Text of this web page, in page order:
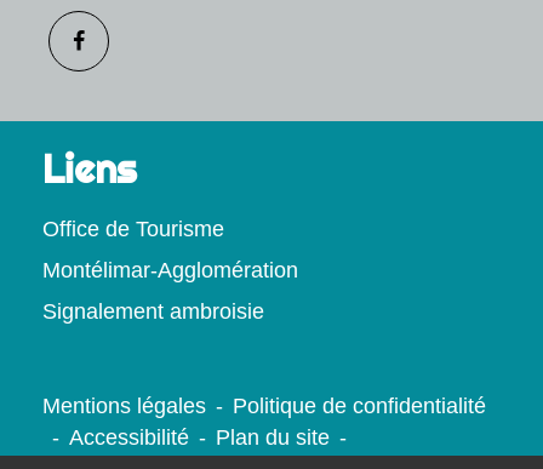
Liens
Office de Tourisme
Montélimar-Agglomération
Signalement ambroisie
Mentions légales - Politique de confidentialité
- Accessibilité - Plan du site -